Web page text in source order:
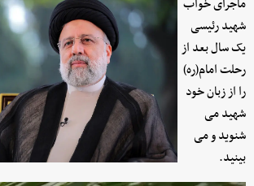
ماجرای خواب
شهید رئیسی
یک سال بعد از
رحلت امام(ره)
را از زبان خود
شهید می
شنوید و می
بینید.